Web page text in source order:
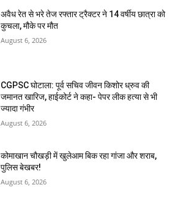
अवैध रेत से भरे तेज रफ्तार ट्रैक्टर ने 14 वर्षीय छात्रा को
कुचला, मौके पर मौत
August 6, 2026
CGPSC घोटाला: पूर्व सचिव जीवन किशोर ध्रुव की
जमानत खारिज, हाईकोर्ट ने कहा- पेपर लीक हत्या से भी
ज्यादा गंभीर
August 6, 2026
कोमाखान चौखड़ी में खुलेआम बिक रहा गांजा और शराब,
पुलिस बेखबर!
August 6, 2026